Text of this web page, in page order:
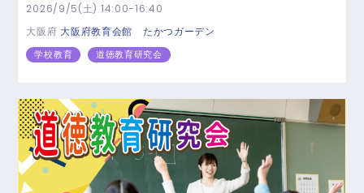
2026/9/5(土) 14:00-16:40
大阪府 大阪府教育会館 たかつガーデン
学校教育 道徳教育研究会